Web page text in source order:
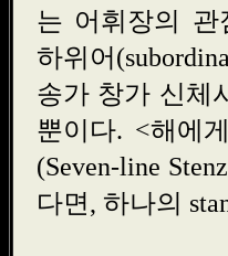
는 어휘장의 관
하위어
송가 창가 신체
뿐이다. <해에
(Seven-line
다면, 하나의